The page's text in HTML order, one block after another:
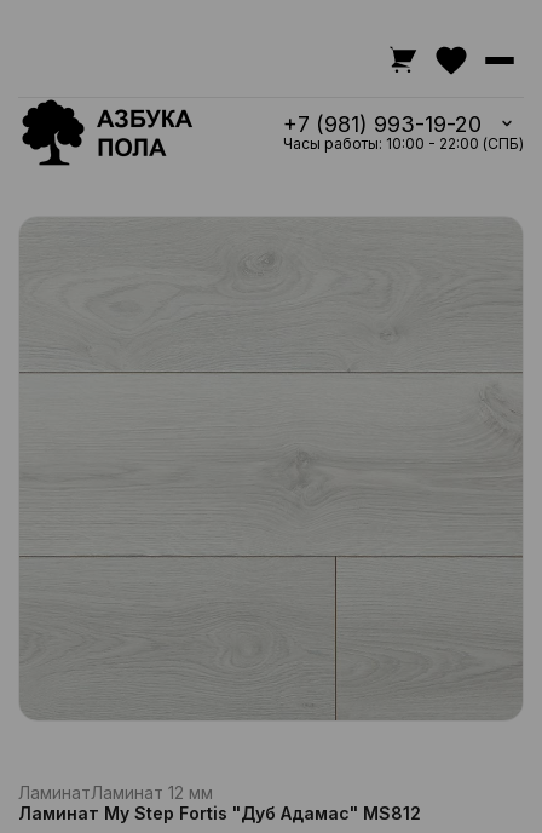
+7 (981) 993-19-20
Часы работы: 10:00 - 22:00 (СПБ)
ЛаминатЛаминат 12 мм
Ламинат My Step Fortis "Дуб Адамас" MS812